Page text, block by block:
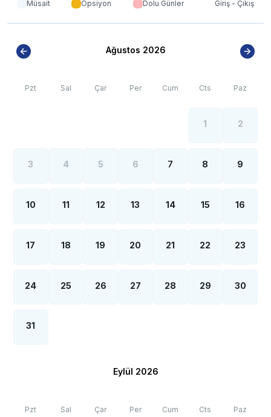
Müsait Opsiyon Dolu Günler Giriş - Çıkış
Ağustos 2026
Pzt Sal Çar Per Cum Cts Paz
1 2
3 4 5 6 7 8 9
10 11 12 13 14 15 16
17 18 19 20 21 22 23
24 25 26 27 28 29 30
31
Eylül 2026
Pzt Sal Çar Per Cum Cts Paz